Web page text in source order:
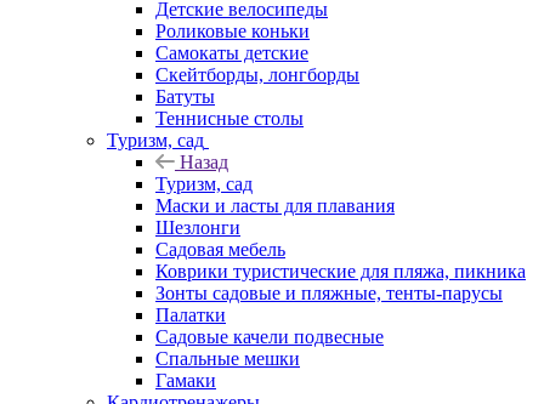
Детские велосипеды
Роликовые коньки
Самокаты детские
Скейтборды, лонгборды
Батуты
Теннисные столы
Туризм, сад
Назад
Туризм, сад
Маски и ласты для плавания
Шезлонги
Садовая мебель
Коврики туристические для пляжа, пикника
Зонты садовые и пляжные, тенты-парусы
Палатки
Садовые качели подвесные
Спальные мешки
Гамаки